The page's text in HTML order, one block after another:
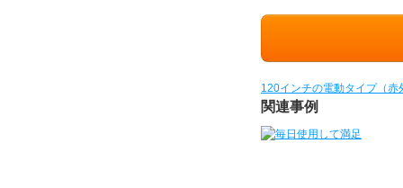
120インチの電動タイプ（
関連事例